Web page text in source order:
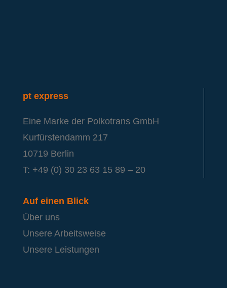
pt express
Eine Marke der Polkotrans GmbH
Kurfürstendamm 217
10719 Berlin
T: +49 (0) 30 23 63 15 89 – 20
Auf einen Blick
Über uns
Unsere Arbeitsweise
Unsere Leistungen